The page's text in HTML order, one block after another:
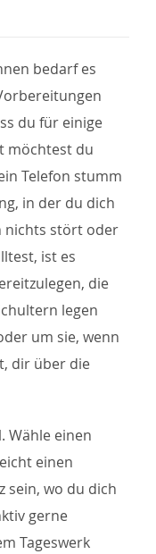
bedarf es
du für einige
möchtest du
Telefon stumm
in der du dich
nichts stört oder
ist es
die
legen
um sie, wenn
dir über die
Wähle einen
einen
sein, wo du dich
gerne
Tageswerk